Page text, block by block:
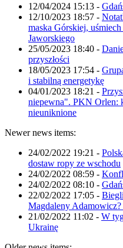
12/04/2024 15:13 -
12/10/2023 18:57 -
maska Górskiej,
Jaworskiego
25/05/2023 18:40 -
przyszłości
18/05/2023 17:54 -
i stabilną energetykę
04/01/2023 18:21 -
niepewna". PKN Orlen:
nieuniknione
Newer news items:
24/02/2022 19:21 -
dostaw ropy ze wschodu
24/02/2022 08:59 -
24/02/2022 08:10 -
22/02/2022 17:05 -
Magdaleny
21/02/2022 11:02 - W
Ukrainę